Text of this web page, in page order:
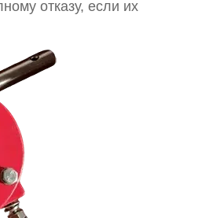
отказу, если их